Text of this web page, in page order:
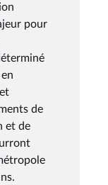
pour
de
et de